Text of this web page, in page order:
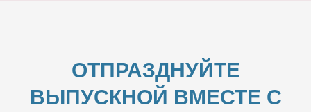
ОТПРАЗДНУЙТЕ
ВЫПУСКНОЙ ВМЕСТЕ С